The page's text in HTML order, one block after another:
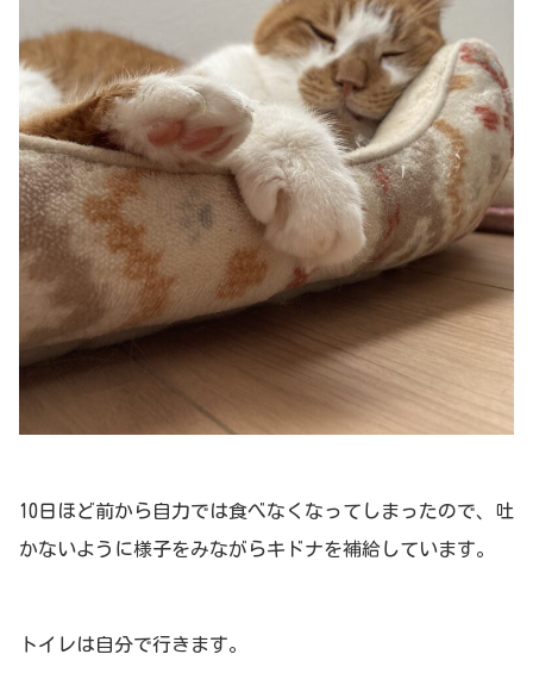
10日ほど前から自力では食べなくなってしまったので、吐
かないように様子をみながらキドナを補給しています。
トイレは自分で行きます。